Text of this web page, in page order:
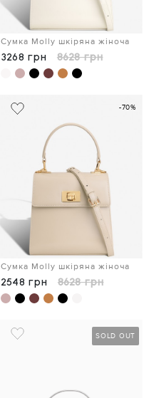
Сумка Molly шкіряна жіноча
3268 грн 8628 грн
-70%
Сумка Molly шкіряна жіноча
2548 грн 8628 грн
SOLD OUT